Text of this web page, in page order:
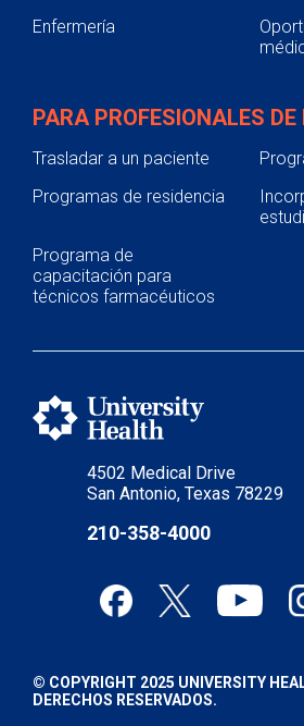
4502 Medical Drive
San Antonio, Texas 78229
210-358-4000
Enfermería
PARA PROFESIONALES
Trasladar a un paciente
Programas de residencia
Programa de
capacitación para
técnicos farmacéuticos
© COPYRIGHT 2025 UNIVERSITY
DERECHOS RESERVADOS.